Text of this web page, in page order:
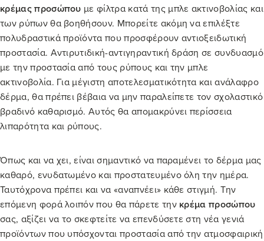
κρέμας προσώπου με φίλτρα κατά της μπλε ακτινοβολίας και
των ρύπων θα βοηθήσουν. Μπορείτε ακόμη να επιλέξτε
πολυδραστικά προϊόντα που προσφέρουν αντιοξειδωτική
προστασία. Αντιρυτιδική-αντιγηραντική δράση σε συνδυασμό
με την προστασία από τους ρύπους και την μπλε
ακτινοβολία. Για μέγιστη αποτελεσματικότητα και ανάλαφρο
δέρμα, θα πρέπει βέβαια να μην παραλείπετε τον σχολαστικό
βραδινό καθαρισμό. Αυτός θα απομακρύνει περίσσεια
λιπαρότητα και ρύπους.
Όπως και να χει, είναι σημαντικό να παραμένει το δέρμα μας
καθαρό, ενυδατωμένο και προστατευμένο όλη την ημέρα.
Ταυτόχρονα πρέπει και να «αναπνέει» κάθε στιγμή. Την
επόμενη φορά λοιπόν που θα πάρετε την κρέμα προσώπου
σας, αξίζει να το σκεφτείτε να επενδύσετε στη νέα γενιά
προϊόντων που υπόσχονται προστασία από την ατμοσφαιρική